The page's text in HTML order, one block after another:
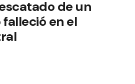
de un
en el